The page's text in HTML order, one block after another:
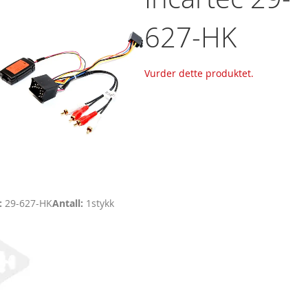
627-HK
Vurder dette produktet.
29-627-HKAntall 1 stykk